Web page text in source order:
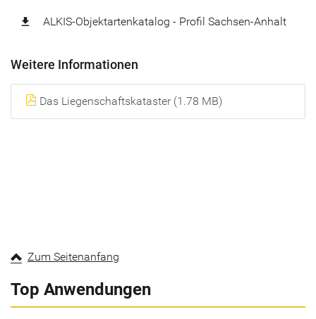
file_download ALKIS-Objektartenkatalog - Profil Sachsen-Anhalt
Weitere Informationen
Das Liegenschaftskataster (1.78 MB)
Zum Seitenanfang
Top Anwendungen